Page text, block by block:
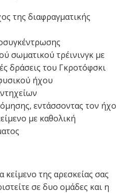
της διαφραγματικής
σωματικού τρέινινγκ με
δράσεις του Γκροτόφσκι
ήχου
εντάσσοντας τον ήχο
με καθολική
κείμενο της αρεσκείας σας
σε δυο ομάδες και η